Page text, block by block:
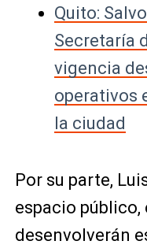
Quito:
Secretaría
vigencia
operativos
la ciudad
Por su parte,
espacio
desenvolverán